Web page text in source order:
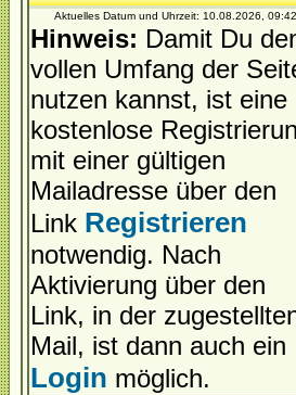
Aktuelles Datum und Uhrzeit: 10.08.2026, 09:42
Hinweis: Damit Du
vollen Umfang der
nutzen kannst, ist eine
kostenlose
mit einer gültigen
Mailadresse über den
Link Registrieren
notwendig. Nach
Aktivierung über den
Link, in der
Mail, ist dann auch ein
Login möglich.